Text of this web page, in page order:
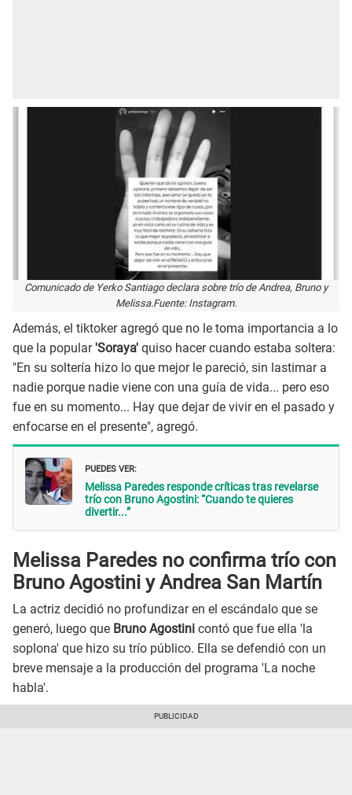
Comunicado de Yerko Santiago declara sobre trío de Andrea, Bruno y
Melissa.Fuente: Instagram.
Además, el tiktoker agregó que no le toma importancia a lo
que la popular'Soraya' quiso hacer cuando estaba soltera:
"En su soltería hizo lo que mejor le pareció, sin lastimar a
nadie porque nadie viene con una guía de vida... pero eso
fue en su momento... Hay que dejar de vivir en el pasado y
enfocarse en el presente", agregó.
PUEDES VER:
Melissa Paredes responde críticas tras revelarse
trío con Bruno Agostini: “Cuando te quieres
divertir...”
Melissa Paredes no confirma trío con
Bruno Agostini y Andrea San Martín
La actriz decidió no profundizar en el escándalo que se
generó, luego que Bruno Agostini contó que fue ella 'la
soplona' que hizo su trío público. Ella se defendió con un
breve mensaje a la producción del programa 'La noche
habla'.